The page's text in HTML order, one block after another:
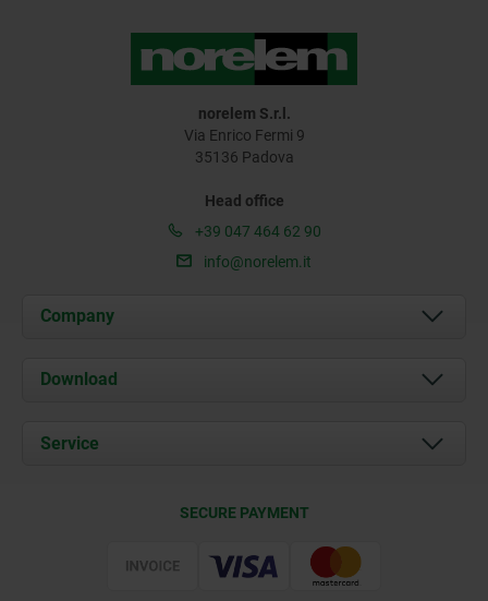
norelem S.r.l.
Via Enrico Fermi 9
35136 Padova
Head office
+39 047 464 62 90
info@norelem.it
Company
About us
Contact
Download
Service
SECURE PAYMENT